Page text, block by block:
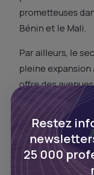
prometteuses
Bénin et le Mali.
Par ailleurs, le
pleine expansion
offre des
dans les
Marché boursier
Les
Restez
25 000